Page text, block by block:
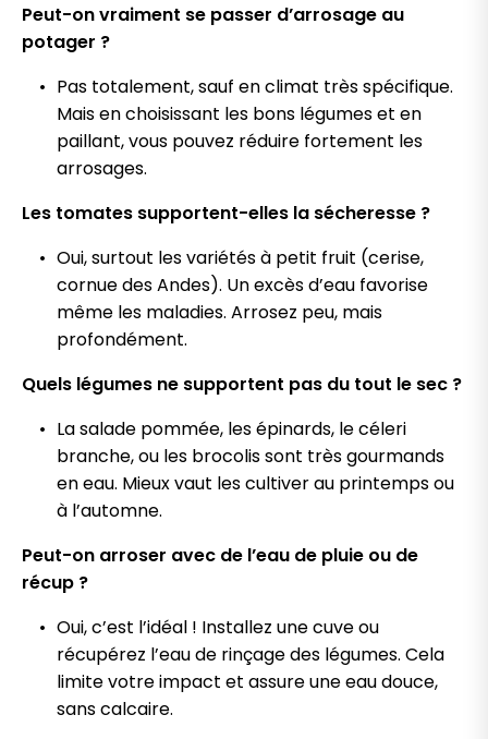
Peut-on vraiment se passer d’arrosage au
potager ?
Pas totalement, sauf en climat très spécifique.
Mais en choisissant les bons légumes et en
paillant, vous pouvez réduire fortement les
arrosages.
Les tomates supportent-elles la sécheresse ?
Oui, surtout les variétés à petit fruit (cerise,
cornue des Andes). Un excès d’eau favorise
même les maladies. Arrosez peu, mais
profondément.
Quels légumes ne supportent pas du tout le sec ?
La salade pommée, les épinards, le céleri
branche, ou les brocolis sont très gourmands
en eau. Mieux vaut les cultiver au printemps ou
à l’automne.
Peut-on arroser avec de l’eau de pluie ou de
récup ?
Oui, c’est l’idéal ! Installez une cuve ou
récupérez l’eau de rinçage des légumes. Cela
limite votre impact et assure une eau douce,
sans calcaire.